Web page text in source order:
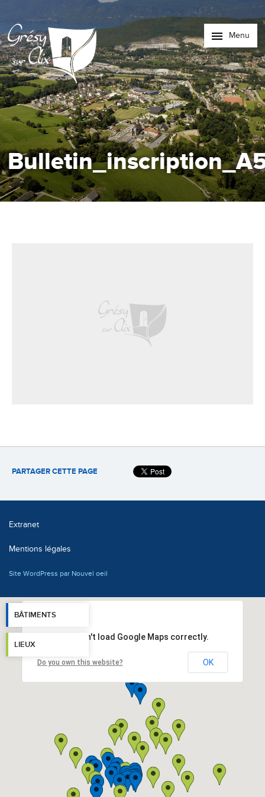
Menu
PARTAGER CETTE PAGE
Extranet
Mentions légales
Site WordPress par Nouvel oeil
BÂTIMENTS
LIEUX
This page can't load Google Maps correctly.
Do you own this website? OK